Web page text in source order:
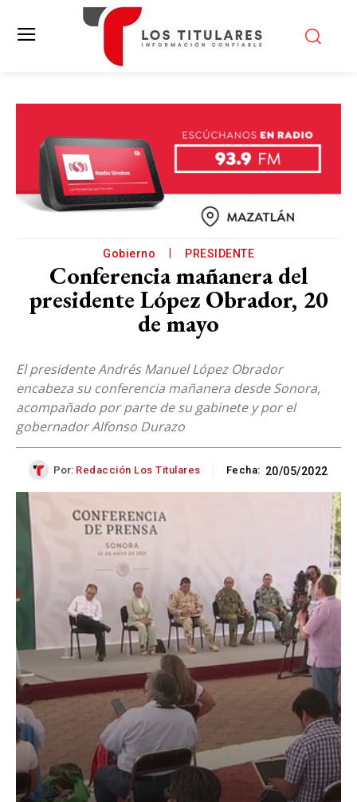
Gobierno PRESIDENTE
Conferencia mañanera del
presidente López Obrador, 20
de mayo
El presidente Andrés Manuel López Obrador
encabeza su conferencia mañanera desde Sonora,
acompañado por parte de su gabinete y por el
gobernador Alfonso Durazo
Por: Redacción Los Titulares Fecha: 20/05/2022